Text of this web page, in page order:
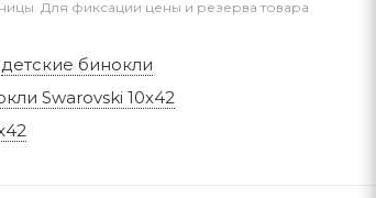
Для фиксации цены и резерва товара
детские бинокли
Swarovski 10x42